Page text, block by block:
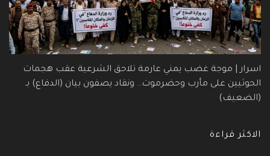
اسرار | موجة غضب يمني عارمة تلاحق الشرعية عقب هجمات
الحوثيين على مأرب وحضرموت.. ونقاد يصفون بيان (الدفاع) بـ
(الضعيف)
الاكثر قراءة